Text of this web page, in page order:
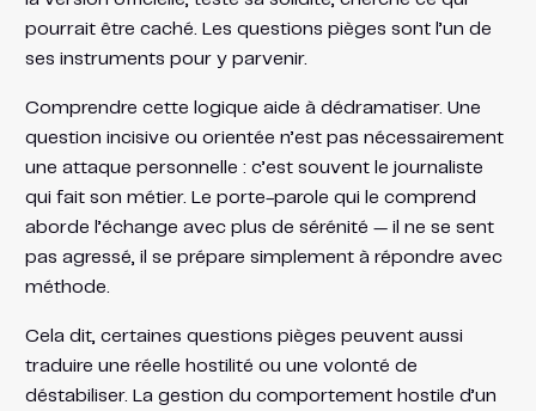
pourrait être caché. Les questions pièges sont l’un de
ses instruments pour y parvenir.
Comprendre cette logique aide à dédramatiser. Une
question incisive ou orientée n’est pas nécessairement
une attaque personnelle : c’est souvent le journaliste
qui fait son métier. Le porte-parole qui le comprend
aborde l’échange avec plus de sérénité — il ne se sent
pas agressé, il se prépare simplement à répondre avec
méthode.
Cela dit, certaines questions pièges peuvent aussi
traduire une réelle hostilité ou une volonté de
déstabiliser. La gestion du comportement hostile d’un